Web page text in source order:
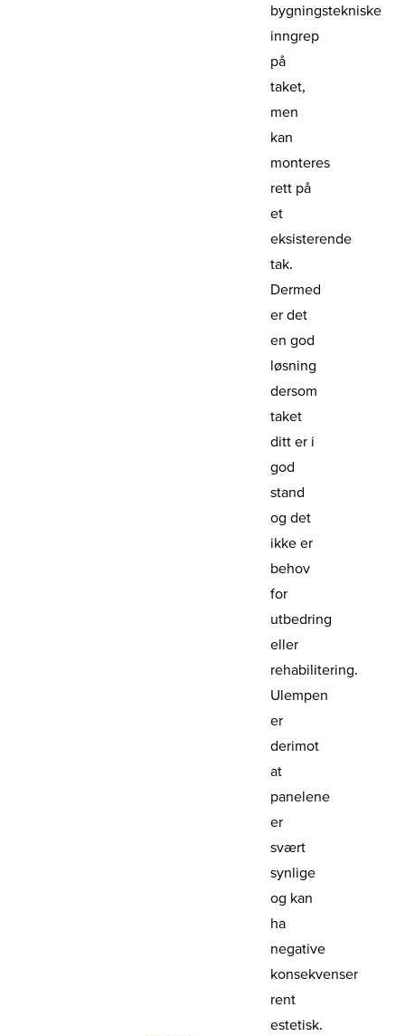
bygningstekniske
inngrep
på
taket,
men
kan
monteres
rett på
et
eksisterende
tak.
Dermed
er det
en god
løsning
dersom
taket
ditt er i
god
stand
og det
ikke er
behov
for
utbedring
eller
rehabilitering.
Ulempen
er
derimot
at
panelene
er
svært
synlige
og kan
ha
negative
konsekvenser
rent
estetisk.